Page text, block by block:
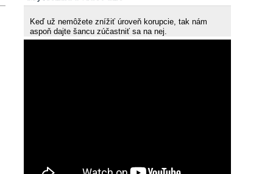
Keď už nemôžete znížiť úroveň korupcie, tak nám
aspoň dajte šancu zúčastniť sa na nej.